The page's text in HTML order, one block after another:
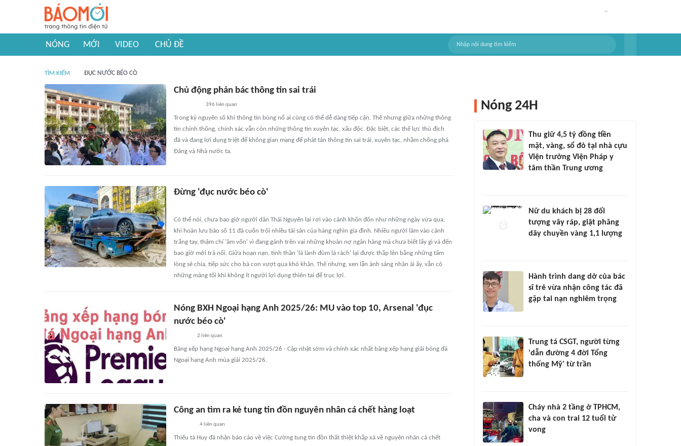
NÓNG MỚI VIDEO CHỦ ĐỀ
TÌM KIẾM ĐỤC NƯỚC BÉO CÒ
Chủ động phản bác thông tin sai trái
396 liên quan
Trong kỷ nguyên số khi thông tin bùng nổ ai cũng có thể dễ dàng tiếp cận. Thế nhưng giữa những thông
tin chính thống, chính xác vẫn còn những thông tin xuyên tạc, xấu độc. Đặc biệt, các thế lực thù địch
đã và đang lợi dụng triệt để không gian mạng để phát tán thông tin sai trái, xuyên tạc, nhằm chống phá
Đảng và Nhà nước ta.
Đừng 'đục nước béo cò'
Có thể nói, chưa bao giờ người dân Thái Nguyên lại rơi vào cảnh khốn đốn như những ngày vừa qua,
khi hoàn lưu bão số 11 đã cuốn trôi nhiều tài sản của hàng nghìn gia đình. Nhiều người lâm vào cảnh
trắng tay, thậm chí 'âm vốn' vì đang gánh trên vai những khoản nợ ngân hàng mà chưa biết lấy gì và đến
bao giờ mới trả nổi. Giữa hoạn nạn, tinh thần 'lá lành đùm lá rách' lại được thắp lên bằng những tấm
lòng sẻ chia, tiếp sức cho bà con vượt qua khó khăn. Thế nhưng, xen lẫn ánh sáng nhân ái ấy, vẫn có
những mảng tối khi không ít người lợi dụng thiên tai để trục lợi.
Nóng BXH Ngoại hạng Anh 2025/26: MU vào top 10, Arsenal 'đục
nước béo cò'
2 liên quan
Bảng xếp hạng Ngoại hạng Anh 2025/26 - Cập nhật sớm và chính xác nhất bảng xếp hạng giải bóng đá
Ngoại hạng Anh mùa giải 2025/26.
Công an tìm ra kẻ tung tin đồn nguyên nhân cá chết hàng loạt
4 liên quan
Thiếu tá Huy đã nhận báo cáo về việc Cường tung tin đồn thất thiệt khắp xã về nguyên nhân cá chết
Nóng 24H
Thu giữ 4,5 tỷ đồng tiền
mặt, vàng, sổ đỏ tại nhà cựu
Viện trưởng Viện Pháp y
tâm thần Trung ương
Nữ du khách bị 28 đối
tượng vây ráp, giật phăng
dây chuyền vàng 1,1 lượng
Hành trình dang dở của bác
sĩ trẻ vừa nhận công tác đã
gặp tai nạn nghiêm trọng
Trung tá CSGT, người từng
'dẫn đường 4 đời Tổng
thống Mỹ' từ trần
Cháy nhà 2 tầng ở TPHCM,
cha và con trai 12 tuổi tử
vong